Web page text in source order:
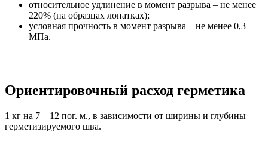
относительное удлинение в момент разрыва – не менее
220% (на образцах лопатках);
условная прочность в момент разрыва – не менее 0,3
МПа.
Ориентировочный расход герметика
1 кг на 7 – 12 пог. м., в зависимости от ширины и глубины
герметизируемого шва.